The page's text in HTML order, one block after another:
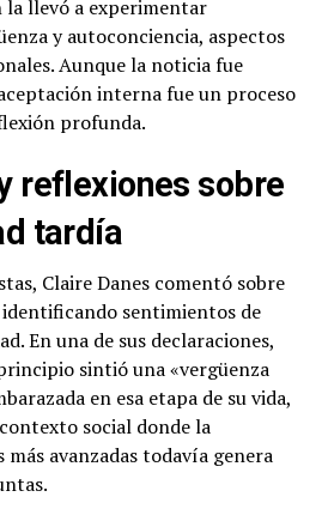
la llevó a experimentar
y autoconciencia, aspectos
Aunque la noticia fue
interna fue un proceso
profunda.
reflexiones sobre
tardía
Claire Danes comentó sobre
identificando sentimientos de
En una de sus declaraciones,
sintió una «vergüenza
en esa etapa de su vida,
social donde la
más avanzadas todavía genera